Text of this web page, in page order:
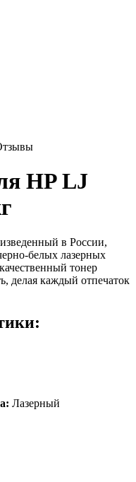
HP LJ
в России,
белых лазерных
тонер
делая каждый отпечаток
Лазерный